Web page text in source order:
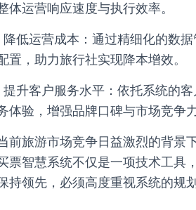
体运营响应速度与执行效率。
降低运营成本：通过精细化的数
置，助力旅行社实现降本增效。
提升客户服务水平：依托系统的
体验，增强品牌口碑与市场竞争力
前旅游市场竞争日益激烈的背景
票智慧系统不仅是一项技术工具
持领先，必须高度重视系统的规